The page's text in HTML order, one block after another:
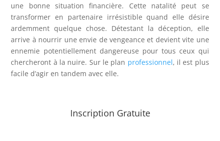
une bonne situation financière. Cette natalité peut se
transformer en partenaire irrésistible quand elle désire
ardemment quelque chose. Détestant la déception, elle
arrive à nourrir une envie de vengeance et devient vite une
ennemie potentiellement dangereuse pour tous ceux qui
chercheront à la nuire. Sur le plan professionnel, il est plus
facile d’agir en tandem avec elle.
Inscription Gratuite